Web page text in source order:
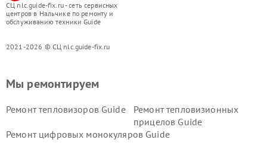
СЦ nlc.guide-fix.ru - сеть сервисных
центров в Нальчике по ремонту и
обслуживанию техники Guide
2021-2026 © СЦ nlc.guide-fix.ru
Мы ремонтируем
Ремонт тепловизоров Guide
Ремонт тепловизионных
прицелов Guide
Ремонт цифровых монокуляров Guide